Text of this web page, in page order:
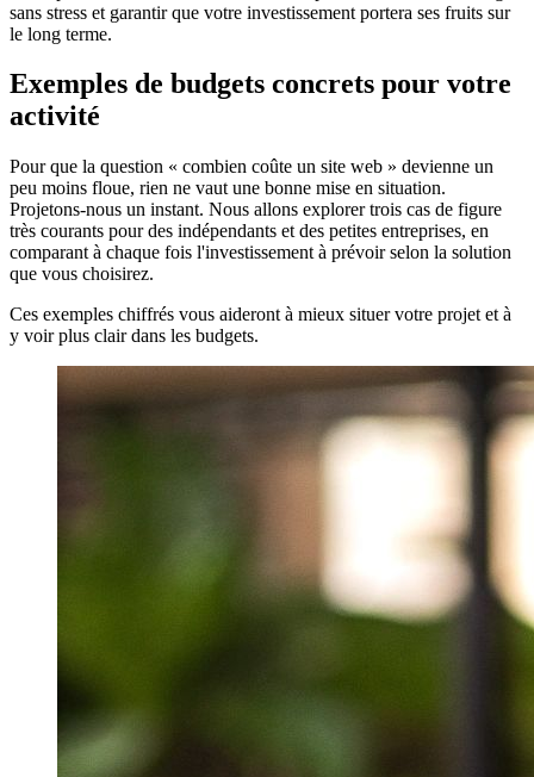
sans stress et garantir que votre investissement portera ses fruits sur
le long terme.
Exemples de budgets concrets pour votre
activité
Pour que la question « combien coûte un site web » devienne un
peu moins floue, rien ne vaut une bonne mise en situation.
Projetons-nous un instant. Nous allons explorer trois cas de figure
très courants pour des indépendants et des petites entreprises, en
comparant à chaque fois l'investissement à prévoir selon la solution
que vous choisirez.
Ces exemples chiffrés vous aideront à mieux situer votre projet et à
y voir plus clair dans les budgets.